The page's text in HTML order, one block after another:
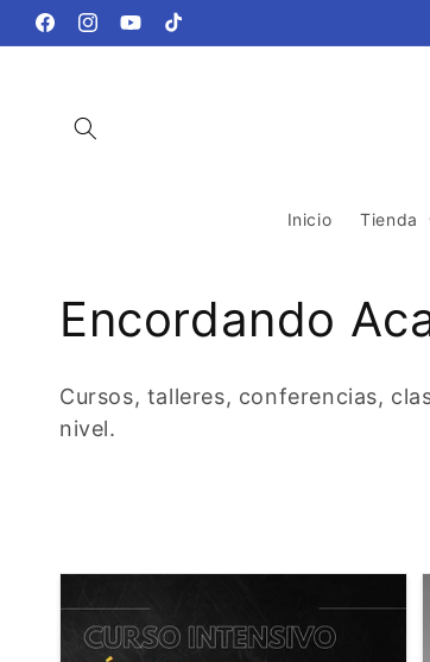
directamente
al contenido
FacebookInstagramYouTubeTikTok
Inicio Tienda
C
o
l
c
c
Encordando
Cursos, talleres, conferencias,
nivel.